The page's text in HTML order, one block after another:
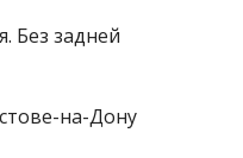
Без задней